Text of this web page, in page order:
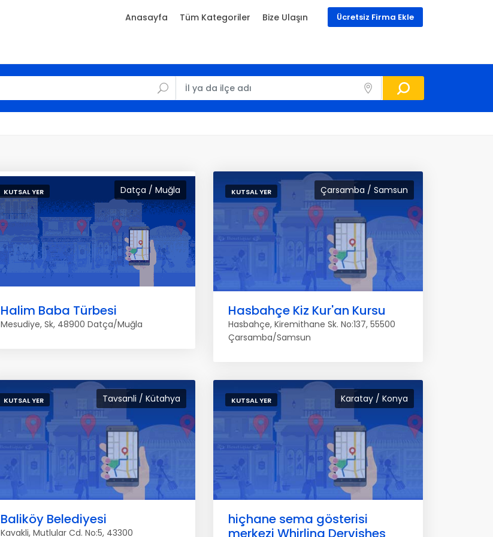
Ücretsiz Firma Ekle
Anasayfa Tüm Kategoriler Bize Ulaşın
Datça / Muğla
KUTSAL YER
Halim Baba Türbesi
Mesudiye, Sk, 48900 Datça/Muğla
Çarsamba / Samsun
KUTSAL YER
Hasbahçe Kiz Kur'an Kursu
Hasbahçe, Kiremithane Sk. No:137, 55500
Çarsamba/Samsun
Tavsanli / Kütahya
KUTSAL YER
Baliköy Belediyesi
Kavakli, Mutlular Cd. No:5, 43300
Karatay / Konya
KUTSAL YER
hiçhane sema gösterisi
merkezi Whirling Dervishes